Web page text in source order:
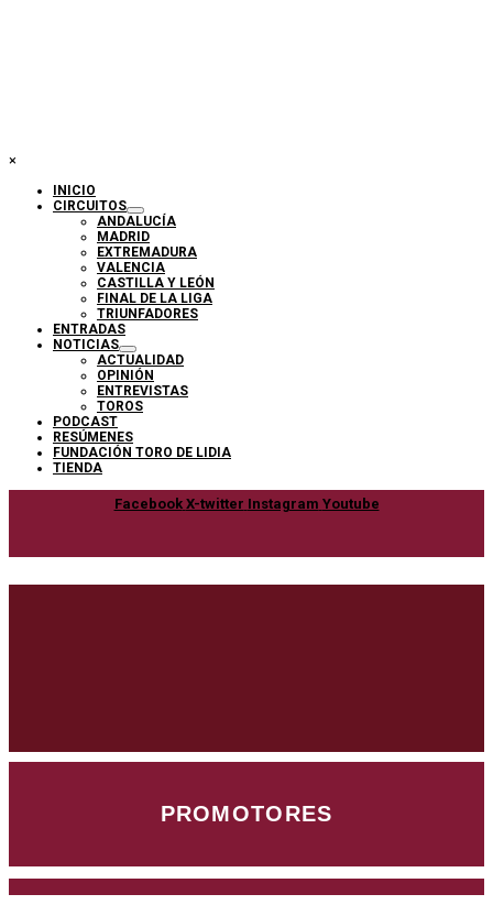
×
INICIO
CIRCUITOS
ANDALUCÍA
MADRID
EXTREMADURA
VALENCIA
CASTILLA Y LEÓN
FINAL DE LA LIGA
TRIUNFADORES
ENTRADAS
NOTICIAS
ACTUALIDAD
OPINIÓN
ENTREVISTAS
TOROS
PODCAST
RESÚMENES
FUNDACIÓN TORO DE LIDIA
TIENDA
Facebook X-twitter Instagram Youtube
PROMOTORES